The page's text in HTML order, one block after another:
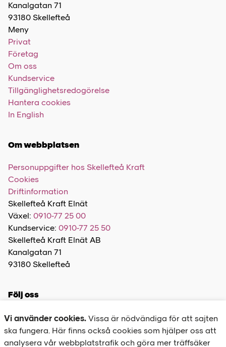
Vi använder cookies. Vissa är nödvändiga för att sajten
ska fungera. Här finns också cookies som hjälper oss att
analysera vår webbplatstrafik och göra mer träffsäker
Kanalgatan 71
93180 Skellefteå
Meny
Privat
Företag
Om oss
Kundservice
Tillgänglighetsredogörelse
Hantera cookies
In English
Om webbplatsen
Personuppgifter hos Skellefteå Kraft
Cookies
Driftinformation
Skellefteå Kraft Elnät
Växel: 0910-77 25 00
Kundservice: 0910-77 25 50
Skellefteå Kraft Elnät AB
Kanalgatan 71
93180 Skellefteå
Följ oss